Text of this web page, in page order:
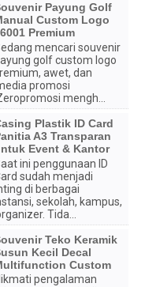
Payung Golf
Custom Logo
Premium
mencari souvenir
golf custom logo
awet, dan
promosi
mengh...
Plastik ID Card
A3 Transparan
Event & Kantor
ini penggunaan ID
sudah menjadi
di berbagai
sekolah, kampus,
Tida...
Teko Keramik
Kecil Decal
Custom
pengalaman